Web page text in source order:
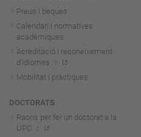
Preus i beques
Calendari i normatives
acadèmiques
Acreditació i reconeixement
d'idiomes
Mobilitat i pràctiques
DOCTORATS
Raons per fer un doctorat a la
UPC